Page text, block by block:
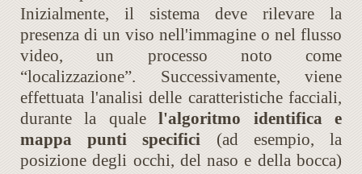
Inizialmente, il sistema deve rilevare la
presenza di un viso nell'immagine o nel flusso
video, un processo noto come
“localizzazione”. Successivamente, viene
effettuata l'analisi delle caratteristiche facciali,
durante la qualel'algoritmo identifica e
mappa punti specifici (ad esempio, la
posizione degli occhi, del naso e della bocca)